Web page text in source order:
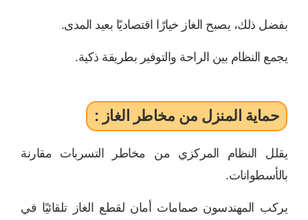
بفضل ذلك، يصبح الغاز خيارًا اقتصاديًا بعيد المدى.
يجمع النظام بين الراحة والتوفير بطريقة ذكية.
حماية المنزل من مخاطر الغاز :
يقلل النظام المركزي من مخاطر التسربات مقارنة
بالأسطوانات.
يركب المهندسون صمامات أمان لقطع الغاز تلقائيًا في